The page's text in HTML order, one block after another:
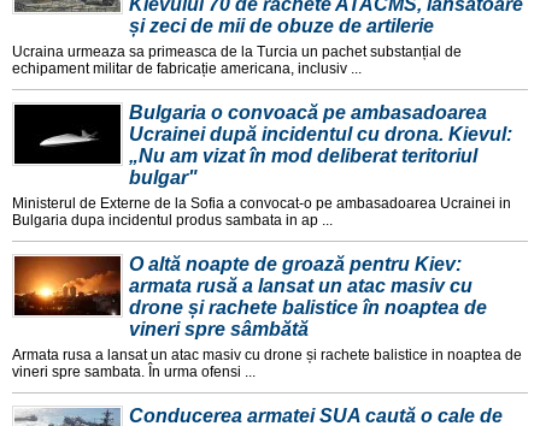
și zeci de mii de obuze de artilerie
Ucraina urmeaza sa primeasca de la Turcia un pachet substanțial de
echipament militar de fabricație americana, inclusiv ...
Bulgaria o convoacă pe ambasadoarea
Ucrainei după incidentul cu drona. Kievul:
„Nu am vizat în mod deliberat teritoriul
bulgar"
Ministerul de Externe de la Sofia a convocat-o pe ambasadoarea Ucrainei in
Bulgaria dupa incidentul produs sambata in ap ...
O altă noapte de groază pentru Kiev:
armata rusă a lansat un atac masiv cu
drone și rachete balistice în noaptea de
vineri spre sâmbătă
Armata rusa a lansat un atac masiv cu drone și rachete balistice in noaptea de
vineri spre sambata. În urma ofensi ...
Conducerea armatei SUA caută o cale de